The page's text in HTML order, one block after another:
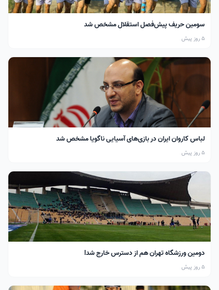
سومین حریف پیش‌فصل استقلال مشخص شد
5 روز پیش
لباس کاروان ایران در بازی‌های آسیایی ناگویا مشخص شد
5 روز پیش
دومین ورزشگاه تهران هم از دسترس خارج شد!
5 روز پیش